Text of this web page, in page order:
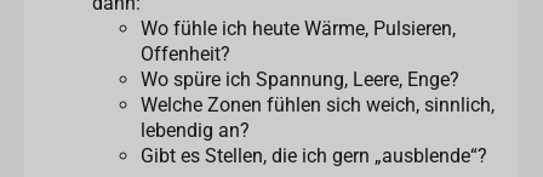
Wo fühle ich heute Wärme, Pulsieren,
Offenheit?
Wo spüre ich Spannung, Leere, Enge?
Welche Zonen fühlen sich weich, sinnlich,
lebendig an?
Gibt es Stellen, die ich gern „ausblende“?